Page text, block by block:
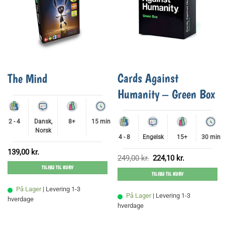
The Mind
2 - 4
Dansk,
Norsk
8+ 15 min
139,00 kr.
TILFØJ TIL KURV
På Lager | Levering 1-3
hverdage
Cards Against
Humanity – Green Box
4 - 8 Engelsk 15+ 30 min
249,00kr. Den
oprindelige
pris
var:
249,00 kr..
224,10 kr.
aktuelle
pris
224,10 kr..
TILFØJ TIL KURV
På Lager | Levering 1-3
hverdage